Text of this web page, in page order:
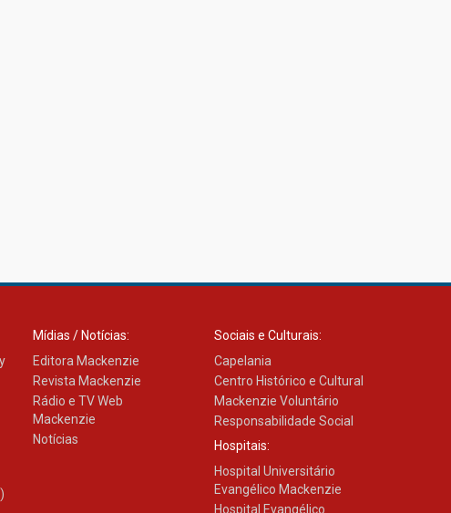
23.06.2026
MackPesquisa 2026
prorroga inscrições até 14
15.06.2026
Mídias / Notícias:
Editora Mackenzie
Revista Mackenzie
Rádio e TV Web
Mackenzie
Notícias
Sociais e Culturais:
Capelania
Centro Histórico e Cultural
Mackenzie Voluntário
Responsabilidade Social
Hospitais:
Hospital Universitário
Evangélico Mackenzie
Hospital Evangélico